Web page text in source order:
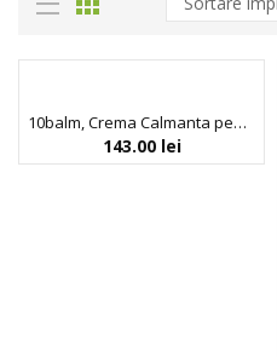
10balm, Crema Calmanta pentru Ten Uscat si Sensibil, Indeed Labs, 30 ml
143.00 lei